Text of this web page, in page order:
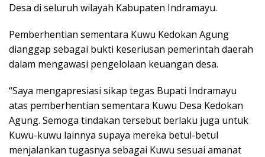
Desa di seluruh wilayah Kabupaten Indramayu.
Pemberhentian sementara Kuwu Kedokan Agung
dianggap sebagai bukti keseriusan pemerintah daerah
dalam mengawasi pengelolaan keuangan desa.
“Saya mengapresiasi sikap tegas Bupati Indramayu
atas pemberhentian sementara Kuwu Desa Kedokan
Agung. Semoga tindakan tersebut berlaku juga untuk
Kuwu-kuwu lainnya supaya mereka betul-betul
menjalankan tugasnya sebagai Kuwu sesuai amanat